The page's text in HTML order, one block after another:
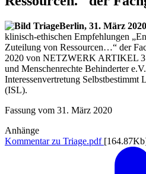
Berlin, 31. März
klinisch-ethischen Empfehlungen
Zuteilung von Ressourcen…“ der
2020 von NETZWERK ARTIKEL 3
und Menschenrechte Behinderter
Interessenvertretung Selbstbestimmt
(ISL).
Fassung vom 31. März 2020
Anhänge
Kommentar zu Triage.pdf